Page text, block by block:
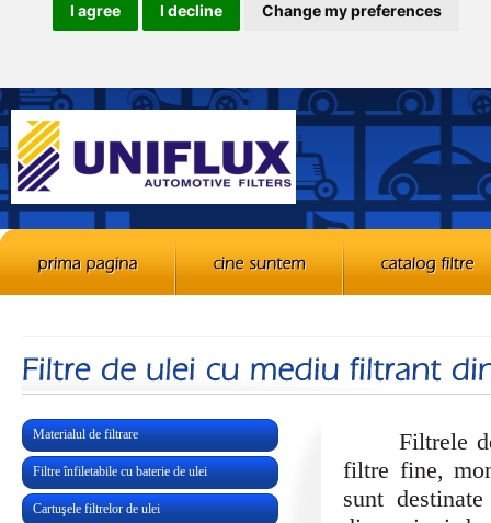
I agree I decline Change my preferences
Materialul de filtrare
Filtre înfiletabile cu baterie de ulei
Cartuşele filtrelor de ulei
Filtrele de
filtre fine,
sunt